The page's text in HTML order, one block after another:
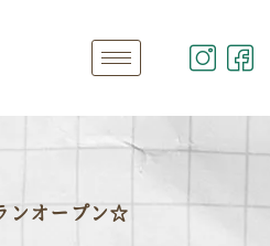
ンオープン☆